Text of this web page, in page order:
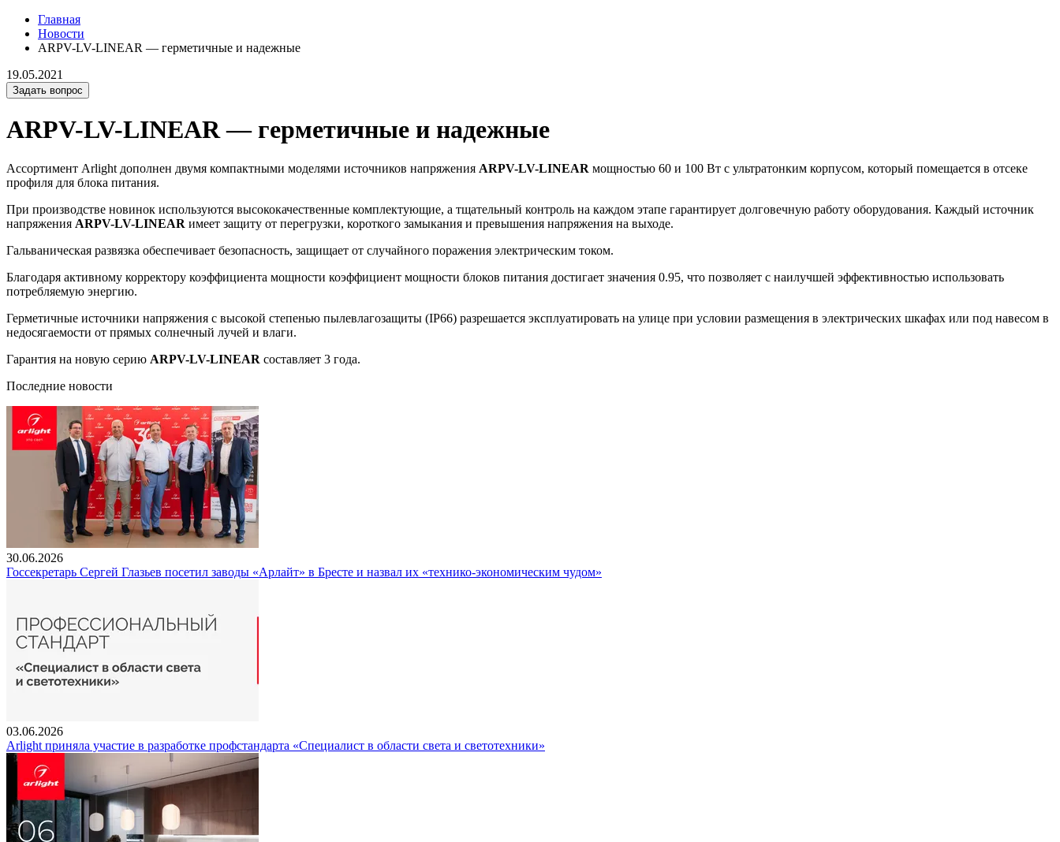
Главная
Новости
ARPV-LV-LINEAR — герметичные и надежные
19.05.2021
Задать вопрос
ARPV-LV-LINEAR — герметичные и надежные
Ассортимент Arlight дополнен двумя компактными моделями источников напряжения ARPV-LV-LINEAR мощностью 60 и 100 Вт с ультратонким корпусом, который помещается в отсеке
профиля для блока питания.
При производстве новинок используются высококачественные комплектующие, а тщательный контроль на каждом этапе гарантирует долговечную работу оборудования. Каждый источник
напряжения ARPV-LV-LINEAR имеет защиту от перегрузки, короткого замыкания и превышения напряжения на выходе.
Гальваническая развязка обеспечивает безопасность, защищает от случайного поражения электрическим током.
Благодаря активному корректору коэффициента мощности коэффициент мощности блоков питания достигает значения 0.95, что позволяет с наилучшей эффективностью использовать
потребляемую энергию.
Герметичные источники напряжения с высокой степенью пылевлагозащиты (IP66) разрешается эксплуатировать на улице при условии размещения в электрических шкафах или под навесом в
недосягаемости от прямых солнечный лучей и влаги.
Гарантия на новую серию ARPV-LV-LINEAR составляет 3 года.
Последние новости
30.06.2026
Госсекретарь Сергей Глазьев посетил заводы «Арлайт» в Бресте и назвал их «технико-экономическим чудом»
03.06.2026
Arlight приняла участие в разработке профстандарта «Специалист в области света и светотехники»